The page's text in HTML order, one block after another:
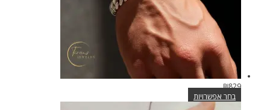
₪829
בחר אפשרויות